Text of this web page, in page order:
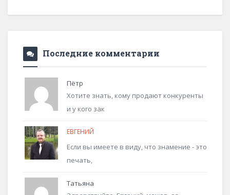
Последние комментарии
Пётр
Хотите знать, кому продают конкуренты
и у кого зак
ЕВГЕНИЙ
Если вы имеете в виду, что знамение - это
печать,
Татьяна